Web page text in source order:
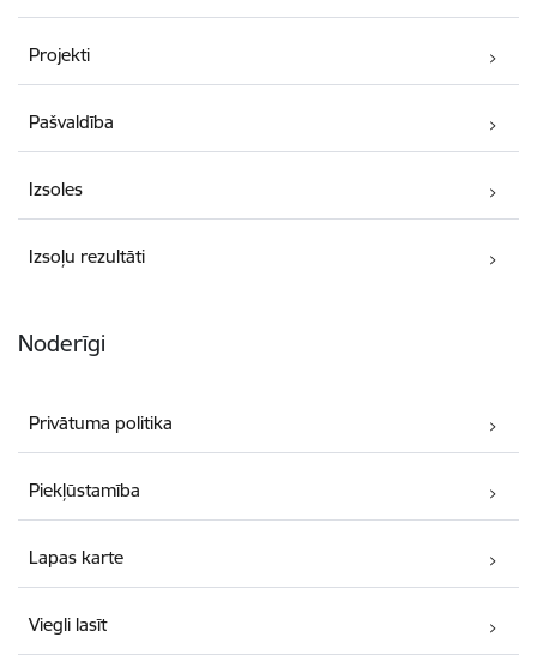
Projekti
Pašvaldība
Izsoles
Izsoļu rezultāti
Noderīgi
Privātuma politika
Piekļūstamība
Lapas karte
Viegli lasīt